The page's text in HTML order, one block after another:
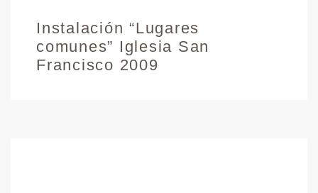
Instalación “Lugares
comunes” Iglesia San
Francisco 2009